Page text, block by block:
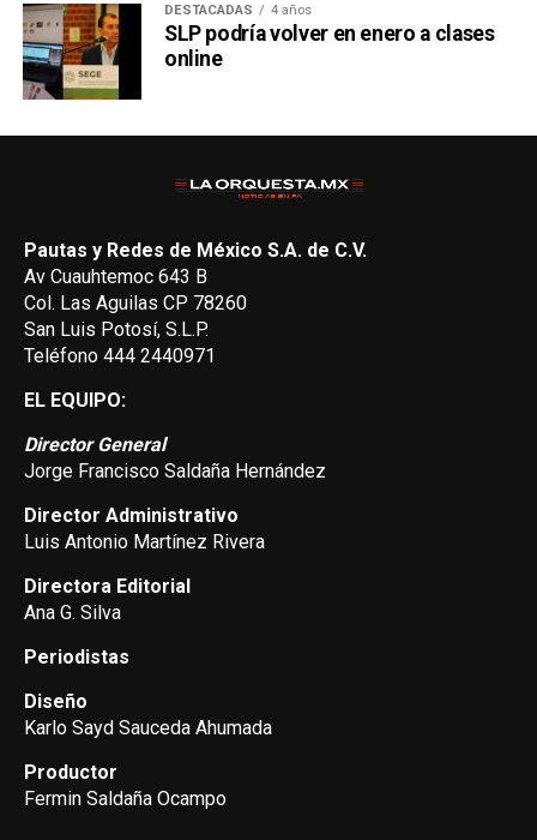
DESTACADAS 4 años
SLP podría volver en enero a clases
online
Pautas y Redes de México S.A. de C.V.
Av Cuauhtemoc 643 B
Col. Las Aguilas CP 78260
San Luis Potosí, S.L.P.
Teléfono 444 2440971
EL EQUIPO:
Director General
Jorge Francisco Saldaña Hernández
Director Administrativo
Luis Antonio Martínez Rivera
Directora Editorial
Ana G. Silva
Periodistas
Diseño
Karlo Sayd Sauceda Ahumada
Productor
Fermin Saldaña Ocampo